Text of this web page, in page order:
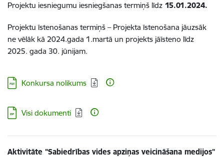
Projektu iesniegumu iesniegšanas termiņš līdz 15.01.2024.
Projektu īstenošanas termiņš – Projekta īstenošana jāuzsāk
ne vēlāk kā 2024.gada 1.martā un projekts jāīsteno līdz
2025. gada 30. jūnijam.
Lejupielādēt:
Konkursa nolikums
Lejupielādēt:
Visi dokumenti
Aktivitāte "Sabiedrības vides apziņas veicināšana medijos"